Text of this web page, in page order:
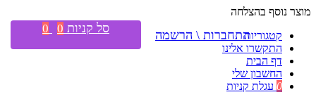
מוצר נוסף בהצלחה
קטגוריות
התקשרו אלינו
דף הבית
החשבון שלי
0 עגלת קניות
התחברות \ הרשמה סל קניות 0
0